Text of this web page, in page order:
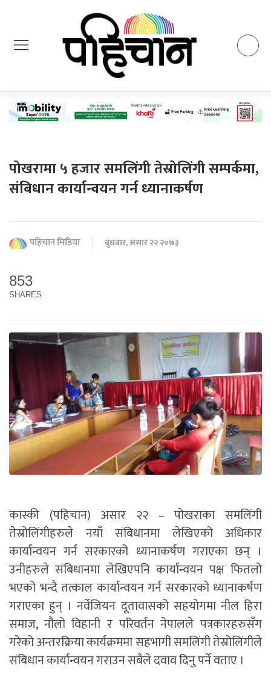
पोखरामा ५ हजार समलिंगी तेस्रोलिंगी सम्पर्कमा,
संबिधान कार्यान्वयन गर्न ध्यानाकर्षण
पहिचान मिडिया बुधबार, असार २२ २०७३
853
SHARES
कास्की (पहिचान) असार २२ – पोखराका समलिंगी
तेस्रोलिंगीहरुले नयाँ संबिधानमा लेखिएको अधिकार
कार्यान्वयन गर्न सरकारको ध्यानाकर्षण गराएका छन् ।
उनीहरुले संबिधानमा लेखिएपनि कार्यान्वयन पक्ष फितलो
भएको भन्दै तत्काल कार्यान्वयन गर्न सरकारको ध्यानाकर्षण
गराएका हुन् । नर्वेजियन दूतावासको सहयोगमा नील हिरा
समाज, नौलो विहानी र परिवर्तन नेपालले पत्रकारहरुसँग
गरेको अन्तरक्रिया कार्यक्रममा सहभागी समलिंगी तेस्रोलिंगीले
संबिधान कार्यान्वयन गराउन सबैले दवाव दिनु पर्ने वताए ।